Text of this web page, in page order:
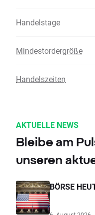
Handelstage
Mindestordergröße
Handelszeiten
AKTUELLE NEWS
Bleibe am
unseren
BÖRSE